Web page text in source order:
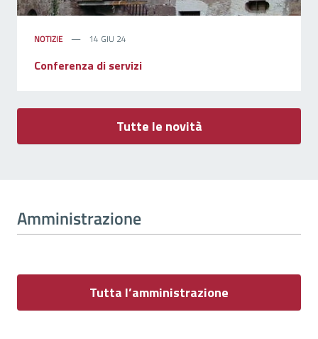
NOTIZIE 14 GIU 24
Conferenza di servizi
Tutte le novità
Amministrazione
Tutta l’amministrazione